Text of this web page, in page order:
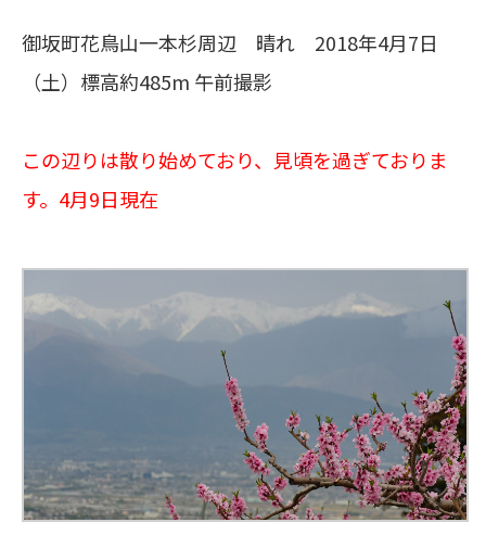
御坂町花鳥山一本杉周辺 晴れ 2018年4月7日
（土）標高約485m 午前撮影
この辺りは散り始めており、見頃を過ぎておりま
す。4月9日現在